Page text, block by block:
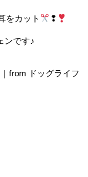
をカット ❢
ンです♪
｜from ドッグライフ